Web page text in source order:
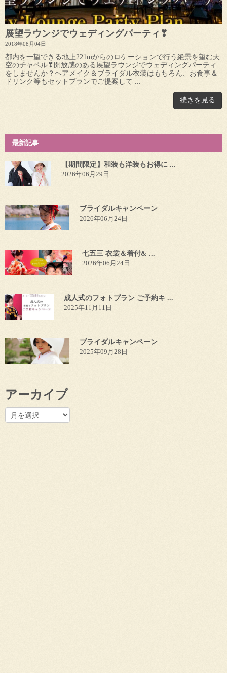
展望ラウンジでウェディングパーティ❣
2018年08月04日
都内を一望できる地上221mからのロケーションで行う絶景を望む天
空のチャペル❣開放感のある展望ラウンジでウェディングパーティ
をしませんか？ヘアメイク＆ブライダル衣装はもちろん、お食事＆
ドリンク等もセットプランでご提案して ...
続きを見る
最新記事
【期間限定】和装も洋装もお得に ...
2026年06月29日
ブライダルキャンペーン
2026年06月24日
七五三 衣裳＆着付& ...
2026年06月24日
成人式のフォトプラン ご予約キ ...
2025年11月11日
ブライダルキャンペーン
2025年09月28日
アーカイブ